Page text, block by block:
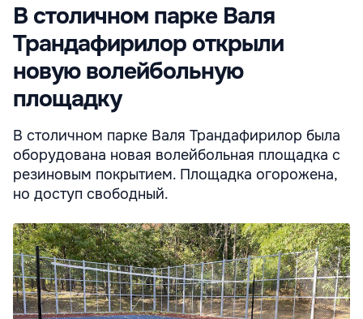
В столичном парке Валя
Трандафирилор открыли
новую волейбольную
площадку
В столичном парке Валя Трандафирилор была
оборудована новая волейбольная площадка с
резиновым покрытием. Площадка огорожена,
но доступ свободный.